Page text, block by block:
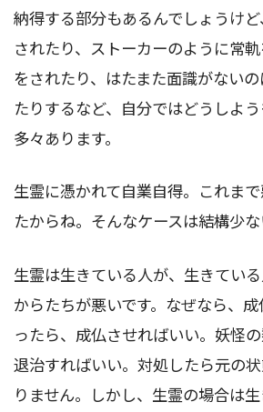
納得する部分もあるんでしょうけ
されたり、ストーカーのように常
をされたり、はたまた面識がない
たりするなど、自分ではどうしよ
多々あります。
生霊に憑かれて自業自得。これま
たからね。そんなケースは結構少な
生霊は生きている人が、生きてい
からたちが悪いです。なぜなら、
ったら、成仏させればいい。妖怪
退治すればいい。対処したら元の
りません。しかし、生霊の場合は